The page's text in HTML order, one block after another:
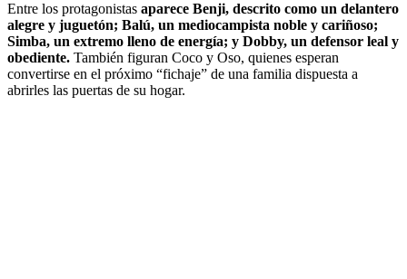
Entre los protagonistas aparece Benji, descrito como un delantero
alegre y juguetón; Balú, un mediocampista noble y cariñoso;
Simba, un extremo lleno de energía; y Dobby, un defensor leal y
obediente. También figuran Coco y Oso, quienes esperan
convertirse en el próximo “fichaje” de una familia dispuesta a
abrirles las puertas de su hogar.